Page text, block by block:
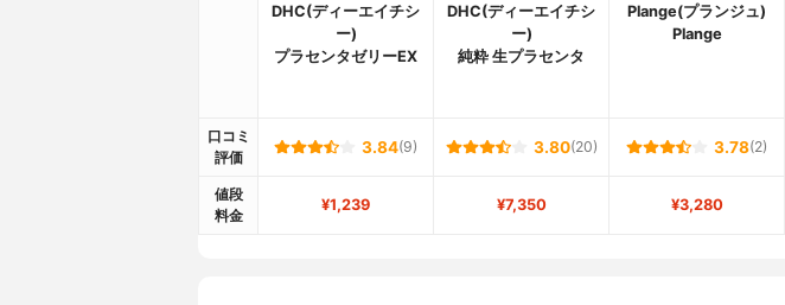
DHC(ディーエイチシ
ー)
プラセンタゼリーEX
DHC(ディーエイチシ
ー)
純粋 生プラセンタ
Plange(プランジュ)
Plange
口コミ
評価
3.84(9) 3.80(20) 3.78(2)
値段
料金
¥1,239 ¥7,350 ¥3,280